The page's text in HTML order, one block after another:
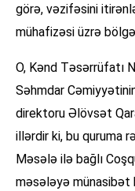
görə, vəzifəsini
mühafizəsi üzrə
O, Kənd Təsərrüfatı
Səhmdar
direktoru Əlövsət
illərdir ki, bu quruma
Məsələ ilə bağlı
məsələyə münasibət